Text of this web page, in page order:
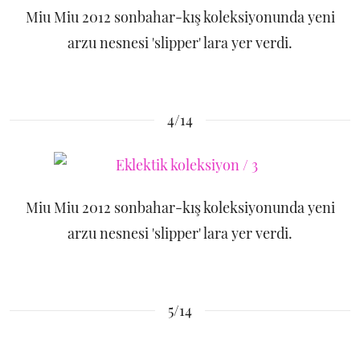
Miu Miu 2012 sonbahar-kış koleksiyonunda yeni
arzu nesnesi 'slipper' lara yer verdi.
4/14
Miu Miu 2012 sonbahar-kış koleksiyonunda yeni
arzu nesnesi 'slipper' lara yer verdi.
5/14